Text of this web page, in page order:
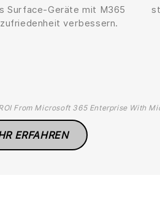
Surface-Geräte mit M365
verbessern.
From Microsoft 365 Enterprise With
ERFAHREN